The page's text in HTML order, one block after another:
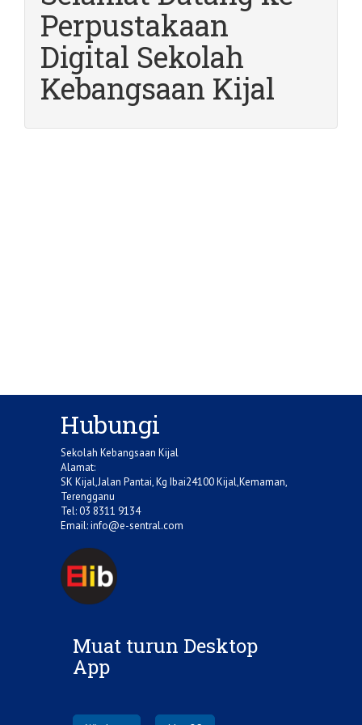
Perpustakaan
Digital Sekolah
Kebangsaan Kijal
Hubungi
Sekolah Kebangsaan Kijal
Alamat:
SK Kijal,Jalan Pantai, Kg Ibai24100 Kijal,Kemaman,
Terengganu
Tel: 03 8311 9134
Email:info@e-sentral.com
Muat turun Desktop
App